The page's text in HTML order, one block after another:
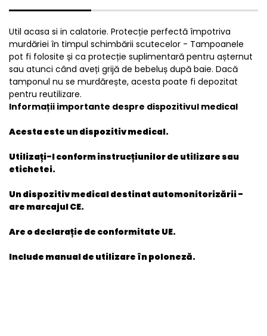
Util acasa si in calatorie. Protecție perfectă împotriva
murdăriei în timpul schimbării scutecelor - Tampoanele
pot fi folosite și ca protecție suplimentară pentru așternut
sau atunci când aveți grijă de bebeluș după baie. Dacă
tamponul nu se murdărește, acesta poate fi depozitat
pentru reutilizare.
Informații importante despre dispozitivul medical
Acesta este un dispozitiv medical.
Utilizați-l conform instrucțiunilor de utilizare sau
etichetei.
Un dispozitiv medical destinat automonitorizării -
are marcajul CE.
Are o declarație de conformitate UE.
Include manual de utilizare în poloneză.